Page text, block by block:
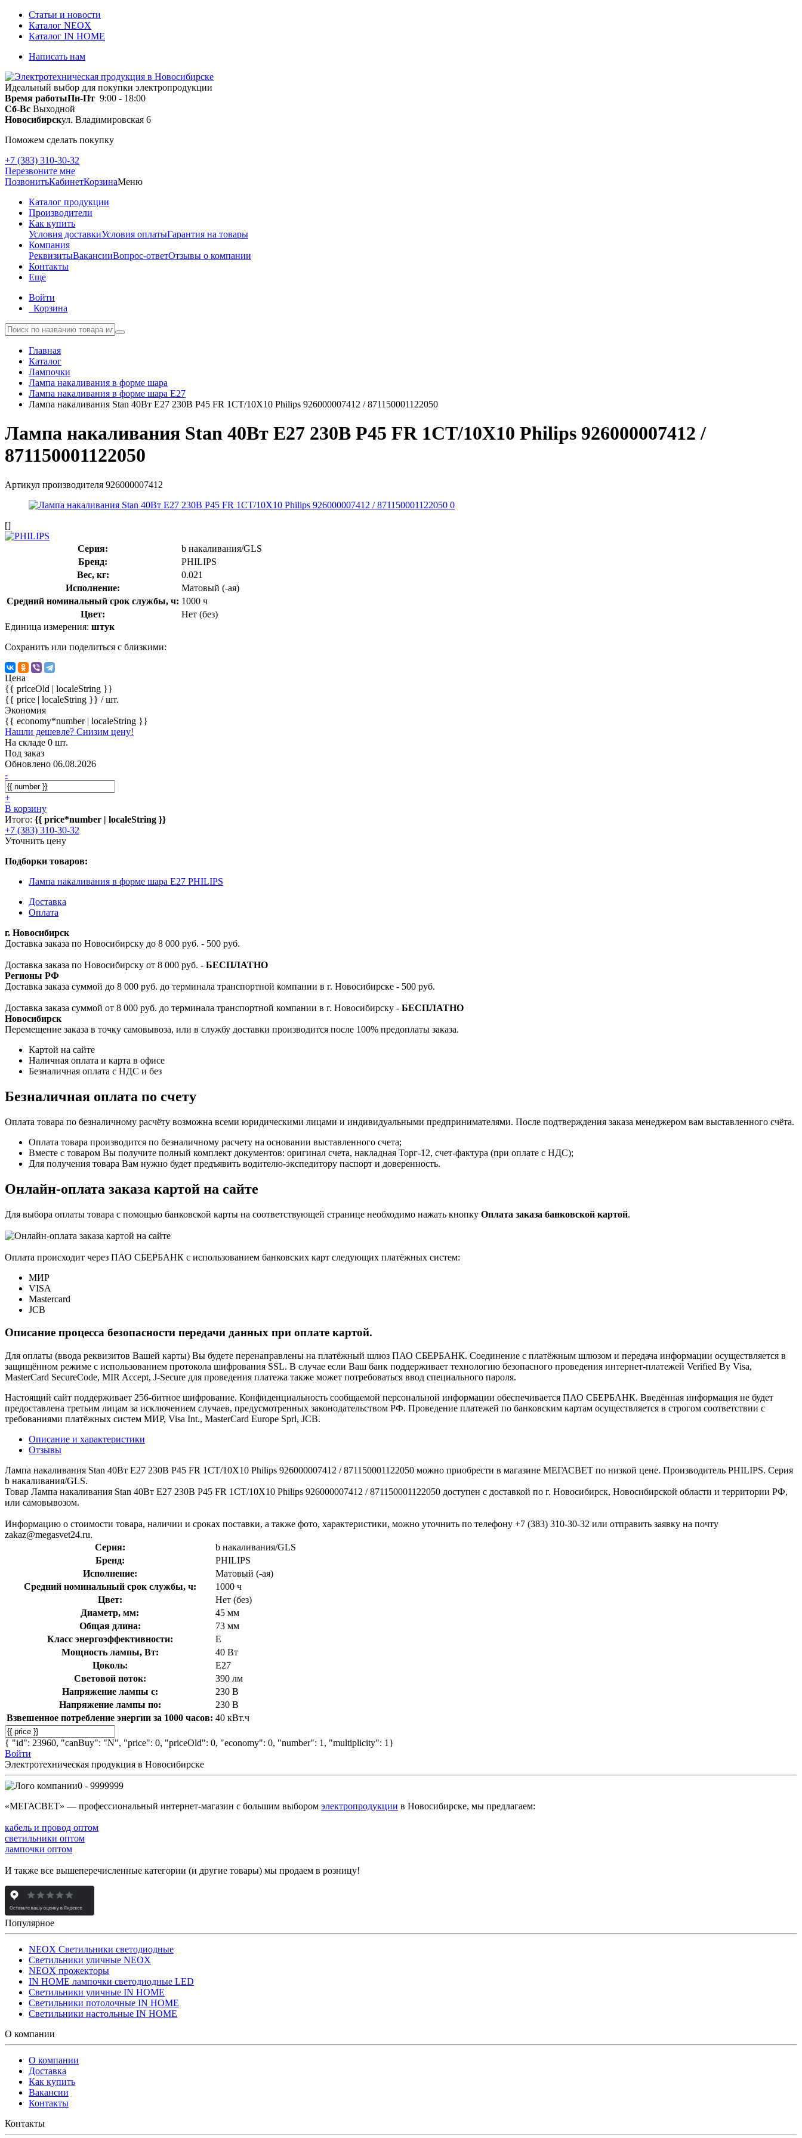
Статьи и новости
Каталог NEOX
Каталог IN HOME
Написать нам
Идеальный выбор для покупки электропродукции
Время работыПн-Пт 9:00 - 18:00
Сб-Вс Выходной
Новосибирскул. Владимировская 6
Поможем сделать покупку
+7 (383) 310-30-32
Перезвоните мне
ПозвонитьКабинетКорзинаМеню
Каталог продукции
Производители
Как купить
Условия доставкиУсловия оплатыГарантия на товары
Компания
РеквизитыВакансииВопрос-ответОтзывы о компании
Контакты
Еще
Войти
Корзина
Главная
Каталог
Лампочки
Лампа накаливания в форме шара
Лампа накаливания в форме шара E27
Лампа накаливания Stan 40Вт E27 230В P45 FR 1CT/10X10 Philips 926000007412 / 871150001122050
Лампа накаливания Stan 40Вт E27 230В P45 FR 1CT/10X10 Philips 926000007412 /
871150001122050
Артикул производителя 926000007412
[]
Серия:
b накаливания/GLS
Бренд:
PHILIPS
Вес, кг:
0.021
Исполнение:
Матовый (-ая)
Средний номинальный срок службы, ч: 1000 ч
Цвет:
Нет (без)
Единица измерения: штук
Сохранить или поделиться с близкими:
Цена
{{ priceOld | localeString }}
{{ price | localeString }} / шт.
Экономия
{{ economy*number | localeString }}
Нашли дешевле? Снизим цену!
На складе 0 шт.
Под заказ
Обновлено 06.08.2026
-
+
В корзину
Итого: {{ price*number | localeString }}
+7 (383) 310-30-32
Уточнить цену
Подборки товаров:
Лампа накаливания в форме шара E27 PHILIPS
Доставка
Оплата
г. Новосибирск
Доставка заказа по Новосибирску до 8 000 руб. - 500 руб.
Доставка заказа по Новосибирску от 8 000 руб. - БЕСПЛАТНО
Регионы РФ
Доставка заказа суммой до 8 000 руб. до терминала транспортной компании в г. Новосибирске - 500 руб.
Доставка заказа суммой от 8 000 руб. до терминала транспортной компании в г. Новосибирску - БЕСПЛАТНО
Новосибирск
Перемещение заказа в точку самовывоза, или в службу доставки производится после 100% предоплаты заказа.
Картой на сайте
Наличная оплата и карта в офисе
Безналичная оплата с НДС и без
Безналичная оплата по счету
Оплата товара по безналичному расчёту возможна всеми юридическими лицами и индивидуальными предпринимателями. После подтверждения заказа менеджером вам выставленного счёта.
Оплата товара производится по безналичному расчету на основании выставленного счета;
Вместе с товаром Вы получите полный комплект документов: оригинал счета, накладная Торг-12, счет-фактура (при оплате с НДС);
Для получения товара Вам нужно будет предъявить водителю-экспедитору паспорт и доверенность.
Онлайн-оплата заказа картой на сайте
Для выбора оплаты товара с помощью банковской карты на соответствующей странице необходимо нажать кнопку Оплата заказа банковской картой.
Оплата происходит через ПАО СБЕРБАНК с использованием банковских карт следующих платёжных систем:
МИР
VISA
Mastercard
JCB
Описание процесса безопасности передачи данных при оплате картой.
Для оплаты (ввода реквизитов Вашей карты) Вы будете перенаправлены на платёжный шлюз ПАО СБЕРБАНК. Соединение с платёжным шлюзом и передача информации осуществляется в
защищённом режиме с использованием протокола шифрования SSL. В случае если Ваш банк поддерживает технологию безопасного проведения интернет-платежей Verified By Visa,
MasterCard SecureCode, MIR Accept, J-Secure для проведения платежа также может потребоваться ввод специального пароля.
Настоящий сайт поддерживает 256-битное шифрование. Конфиденциальность сообщаемой персональной информации обеспечивается ПАО СБЕРБАНК. Введённая информация не будет
предоставлена третьим лицам за исключением случаев, предусмотренных законодательством РФ. Проведение платежей по банковским картам осуществляется в строгом соответствии с
требованиями платёжных систем МИР, Visa Int., MasterCard Europe Sprl, JCB.
Описание и характеристики
Отзывы
Лампа накаливания Stan 40Вт E27 230В P45 FR 1CT/10X10 Philips 926000007412 / 871150001122050 можно приобрести в магазине МЕГАСВЕТ по низкой цене. Производитель PHILIPS. Серия
b накаливания/GLS.
Товар Лампа накаливания Stan 40Вт E27 230В P45 FR 1CT/10X10 Philips 926000007412 / 871150001122050 доступен с доставкой по г. Новосибирск, Новосибирской области и территории РФ,
или самовывозом.
Информацию о стоимости товара, наличии и сроках поставки, а также фото, характеристики, можно уточнить по телефону +7 (383) 310-30-32 или отправить заявку на почту
zakaz@megasvet24.ru.
Серия:
b накаливания/GLS
Бренд:
PHILIPS
Исполнение:
Матовый (-ая)
Средний номинальный срок службы, ч:
1000 ч
Цвет:
Нет (без)
Диаметр, мм:
45 мм
Общая длина:
73 мм
Класс энергоэффективности:
E
Мощность лампы, Вт:
40 Вт
Цоколь:
E27
Световой поток:
390 лм
Напряжение лампы с:
230 В
Напряжение лампы по:
230 В
Взвешенное потребление энергии за 1000 часов: 40 кВт.ч
{ "id": 23960, "canBuy": "N", "price": 0, "priceOld": 0, "economy": 0, "number": 1, "multiplicity": 1}
Войти
Электротехническая продукция в Новосибирске
0 - 9999999
«МЕГАСВЕТ» — профессиональный интернет-магазин с большим выбором электропродукции в Новосибирске, мы предлагаем:
кабель и провод оптом
светильники оптом
лампочки оптом
И также все вышеперечисленные категории (и другие товары) мы продаем в розницу!
Популярное
NEOX Светильники светодиодные
Светильники уличные NEOX
NEOX прожекторы
IN HOME лампочки светодиодные LED
Светильники уличные IN HOME
Светильники потолочные IN HOME
Светильники настольные IN HOME
О компании
О компании
Доставка
Как купить
Вакансии
Контакты
Контакты